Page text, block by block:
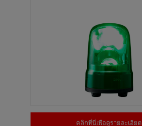
คลิกที่นี่เพื่อดูรายละเอียด